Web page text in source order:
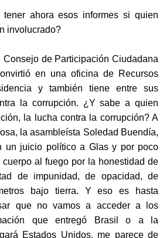
ahora esos informes si quien
involucrado?
Consejo de Participación Ciudadana
en una oficina de Recursos
y también tiene entre sus
la corrupción. ¿Y sabe a quien
la lucha contra la corrupción? A
la asambleísta Soledad Buendía,
un juicio político a Glas y por poco
cuerpo al fuego por la honestidad de
de impunidad, de opacidad, de
bajo tierra. Y eso es hasta
que no vamos a acceder a los
que entregó Brasil o a la
Estados Unidos, me parece de